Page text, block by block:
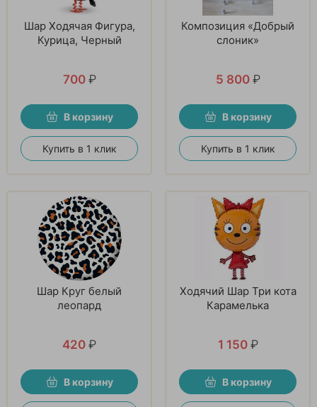
Шар Ходячая Фигура,
Курица, Черный
700 ₽
В корзину
Купить в 1 клик
Композиция «Добрый
слоник»
5 800 ₽
В корзину
Купить в 1 клик
Шар Круг белый
леопард
420 ₽
В корзину
Ходячий Шар Три кота
Карамелька
1 150 ₽
В корзину